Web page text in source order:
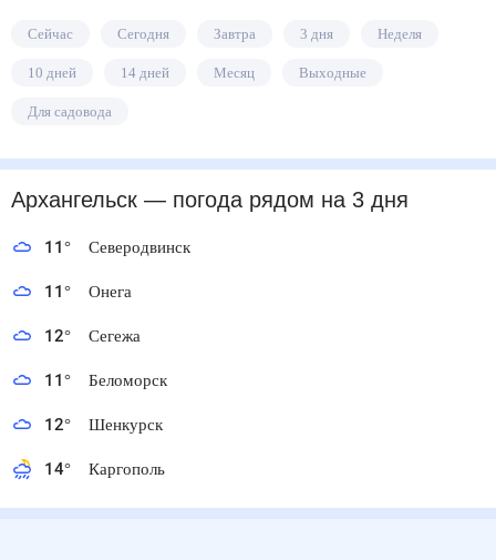
Сейчас Сегодня Завтра 3 дня Неделя
10 дней 14 дней Месяц Выходные
Для садовода
Архангельск — погода рядом на 3 дня
11° Северодвинск
11° Онега
12° Сегежа
11° Беломорск
12° Шенкурск
14° Каргополь